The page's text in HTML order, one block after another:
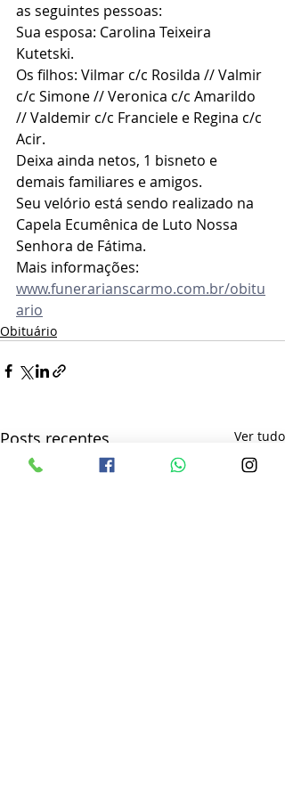
as seguintes pessoas:
Sua esposa: Carolina Teixeira
Kutetski.
Os filhos: Vilmar c/c Rosilda // Valmir
c/c Simone // Veronica c/c Amarildo
// Valdemir c/c Franciele e Regina c/c
Acir.
Deixa ainda netos, 1 bisneto e
demais familiares e amigos.
Seu velório está sendo realizado na
Capela Ecumênica de Luto Nossa
Senhora de Fátima.
Mais informações:
www.funerarianscarmo.com.br/obitu
ario
Obituário
Posts recentes Ver tudo